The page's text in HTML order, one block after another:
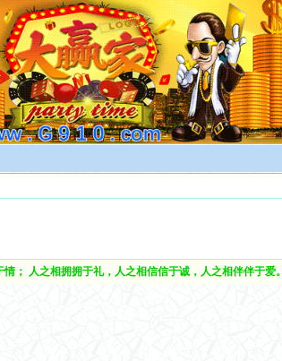
； 人之相拥拥于礼，人之相信信于诚，人之相伴伴于爱。